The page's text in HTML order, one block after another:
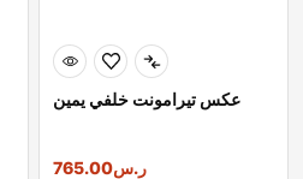
عكس تيرامونت خلفي يمين
ر.س765.00